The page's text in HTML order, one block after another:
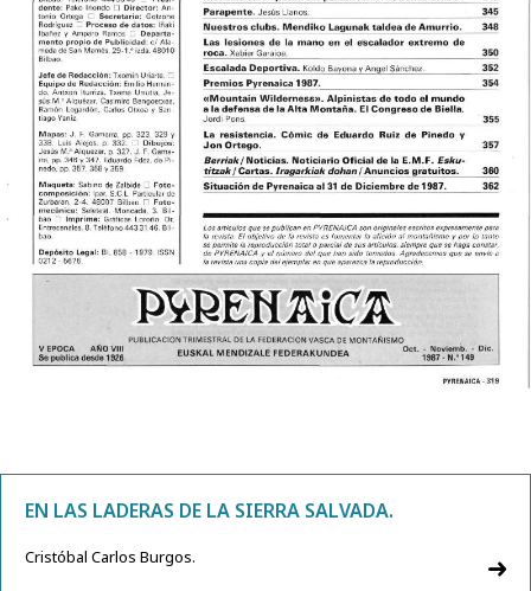
EN LAS LADERAS DE LA SIERRA SALVADA.
Cristóbal Carlos Burgos.